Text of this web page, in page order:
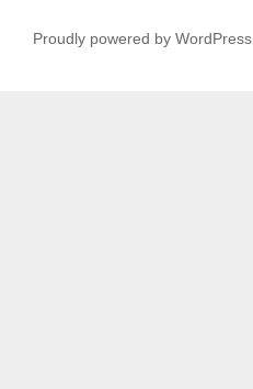
Proudly powered by WordPress